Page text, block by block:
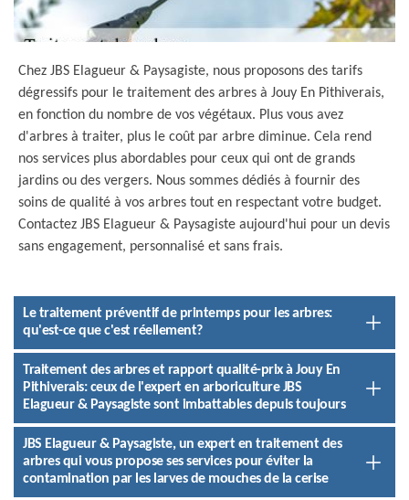
Chez JBS Elagueur & Paysagiste, nous proposons des tarifs
dégressifs pour le traitement des arbres à Jouy En Pithiverais,
en fonction du nombre de vos végétaux. Plus vous avez
d'arbres à traiter, plus le coût par arbre diminue. Cela rend
nos services plus abordables pour ceux qui ont de grands
jardins ou des vergers. Nous sommes dédiés à fournir des
soins de qualité à vos arbres tout en respectant votre budget.
Contactez JBS Elagueur & Paysagiste aujourd'hui pour un devis
sans engagement, personnalisé et sans frais.
Le traitement préventif de printemps pour les arbres:
qu'est-ce que c'est réellement?
Traitement des arbres et rapport qualité-prix à Jouy En
Pithiverais: ceux de l'expert en arboriculture JBS
Elagueur & Paysagiste sont imbattables depuis toujours
JBS Elagueur & Paysagiste, un expert en traitement des
arbres qui vous propose ses services pour éviter la
contamination par les larves de mouches de la cerise